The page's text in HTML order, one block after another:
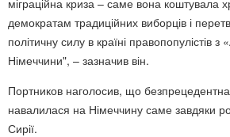
міграційна криза – саме вона коштувала
демократам традиційних виборців і
політичну силу в країні правопопулістів
Німеччини", – зазначив він.
Портников наголосив, що безпрецедентна
навалилася на Німеччину саме завдяки
Сирії.